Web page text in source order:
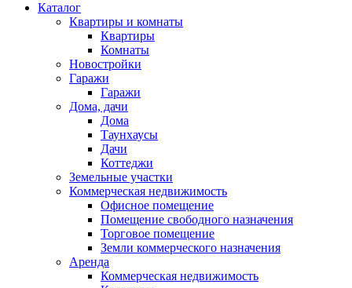
Каталог
Квартиры и комнаты
Квартиры
Комнаты
Новостройки
Гаражи
Гаражи
Дома, дачи
Дома
Таунхаусы
Дачи
Коттеджи
Земельные участки
Коммерческая недвижимость
Офисное помещение
Помещение свободного назначения
Торговое помещение
Земли коммерческого назначения
Аренда
Коммерческая недвижимость